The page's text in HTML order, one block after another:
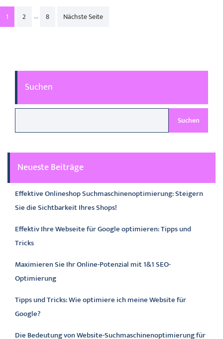
Posts
pagination
1 2 … 8 Nächste Seite
Suchen
Suchen
Neueste Beiträge
Effektive Onlineshop Suchmaschinenoptimierung: Steigern
Sie die Sichtbarkeit Ihres Shops!
Effektiv Ihre Webseite für Google optimieren: Tipps und
Tricks
Maximieren Sie Ihr Online-Potenzial mit 1&1 SEO-
Optimierung
Tipps und Tricks: Wie optimiere ich meine Website für
Google?
Die Bedeutung von Website-Suchmaschinenoptimierung für